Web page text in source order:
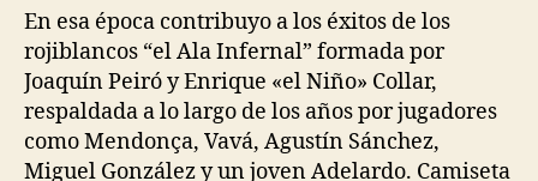
entrada
entrada
En esa época contribuyo a los éxitos de los
rojiblancos “el Ala Infernal” formada por
Joaquín Peiró y Enrique «el Niño» Collar,
respaldada a lo largo de los años por jugadores
como Mendonça, Vavá, Agustín Sánchez,
Miguel González y un joven Adelardo. Camiseta